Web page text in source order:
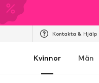
Kontakta & Hjälp
Kvinnor Män